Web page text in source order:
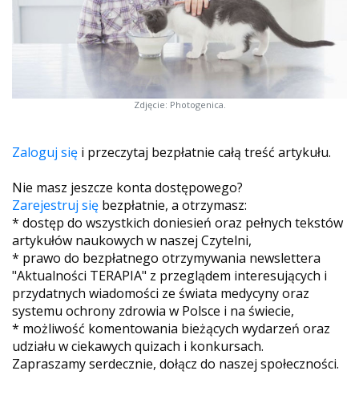
Zdjęcie: Photogenica.
Zaloguj się i przeczytaj bezpłatnie całą treść artykułu.
Nie masz jeszcze konta dostępowego?
Zarejestruj się bezpłatnie, a otrzymasz:
* dostęp do wszystkich doniesień oraz pełnych tekstów
artykułów naukowych w naszej Czytelni,
* prawo do bezpłatnego otrzymywania newslettera
"Aktualności TERAPIA" z przeglądem interesujących i
przydatnych wiadomości ze świata medycyny oraz
systemu ochrony zdrowia w Polsce i na świecie,
* możliwość komentowania bieżących wydarzeń oraz
udziału w ciekawych quizach i konkursach.
Zapraszamy serdecznie, dołącz do naszej społeczności.